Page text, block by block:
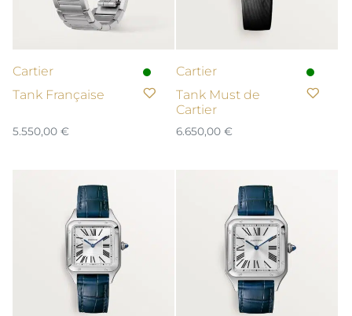
Cartier
Tank Française
5.550,00 €
Cartier
Tank Must de
Cartier
6.650,00 €